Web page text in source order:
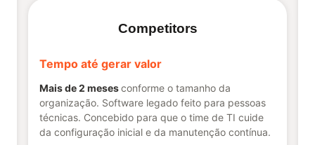
Competitors
Tempo até gerar valor
Mais de 2 mesesconforme o tamanho da
organização. Software legado feito para pessoas
técnicas. Concebido para que o time de TI cuide
da configuração inicial e da manutenção contínua.